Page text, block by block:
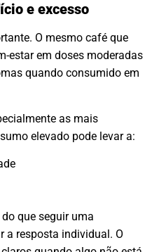
e excesso
O mesmo café que
estar em doses moderadas
quando consumido em
as mais
elevado pode levar a:
que seguir uma
a resposta individual. O